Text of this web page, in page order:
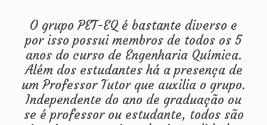
O grupo PET-EQ é bastante diverso e
por isso possui membros de todos os 5
anos do curso de Engenharia Química.
Além dos estudantes há a presença de
um Professor Tutor que auxilia o grupo.
Independente do ano de graduação ou
se é professor ou estudante, todos são